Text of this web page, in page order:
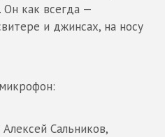
. Он как всегда —
и джинсах, на носу
Сальников,